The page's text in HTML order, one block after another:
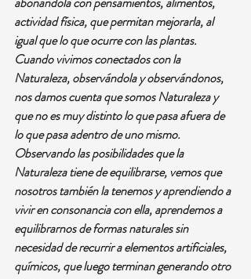
actividad física, que permitan mejorarla, al
igual que lo que ocurre con las plantas.
Cuando vivimos conectados con la
Naturaleza, observándola y observándonos,
nos damos cuenta que somos Naturaleza y
que no es muy distinto lo que pasa afuera de
lo que pasa adentro de uno mismo.
Observando las posibilidades que la
Naturaleza tiene de equilibrarse, vemos que
nosotros también la tenemos y aprendiendo a
vivir en consonancia con ella, aprendemos a
equilibrarnos de formas naturales sin
necesidad de recurrir a elementos artificiales,
químicos, que luego terminan generando otro